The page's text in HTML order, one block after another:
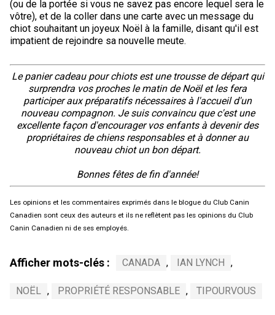
(ou de la portée si vous ne savez pas encore lequel sera le
vôtre), et de la coller dans une carte avec un message du
chiot souhaitant un joyeux Noël à la famille, disant qu'il est
impatient de rejoindre sa nouvelle meute.
Le panier cadeau pour chiots est une trousse de départ qui
surprendra vos proches le matin de Noël et les fera
participer aux préparatifs nécessaires à l'accueil d'un
nouveau compagnon. Je suis convaincu que c'est une
excellente façon d'encourager vos enfants à devenir des
propriétaires de chiens responsables et à donner au
nouveau chiot un bon départ.
Bonnes fêtes de fin d'année!
Les opinions et les commentaires exprimés dans le blogue du Club Canin
Canadien sont ceux des auteurs et ils ne reflètent pas les opinions du Club
Canin Canadien ni de ses employés.
Afficher mots-clés : CANADA , IAN LYNCH ,
NOËL , PROPRIÉTÉ RESPONSABLE , TIPOURVOUS